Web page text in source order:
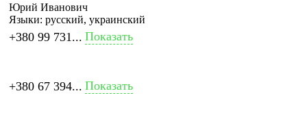
Юрий Иванович
Языки: русский, украинский
+380 99 731... Показать
+380 67 394... Показать